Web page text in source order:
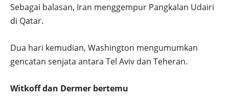
Sebagai balasan, Iran menggempur Pangkalan Udairi
di Qatar.
Dua hari kemudian, Washington mengumumkan
gencatan senjata antara Tel Aviv dan Teheran.
Witkoff dan Dermer bertemu